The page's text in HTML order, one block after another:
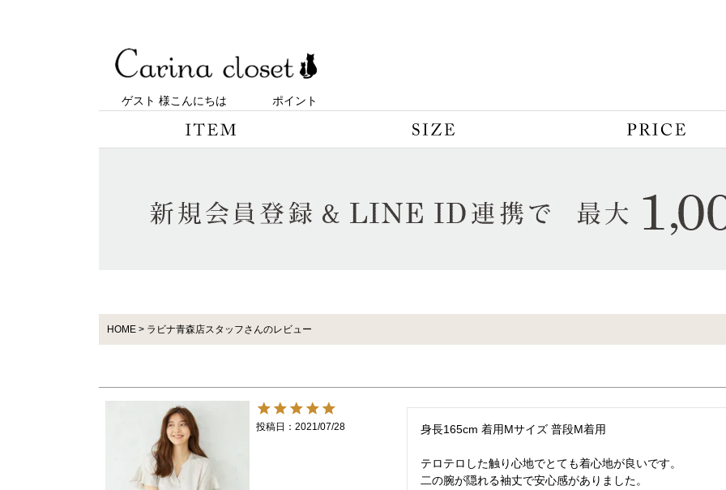
ゲスト 様こんにちは ポイント
HOME ラビナ青森店スタッフさんのレビュー
投稿日 2021/07/28 身長165cm 着用Mサイズ 普段M着用
テロテロした触り心地でとても着心地が良いです。
二の腕が隠れる袖丈で安心感がありました。